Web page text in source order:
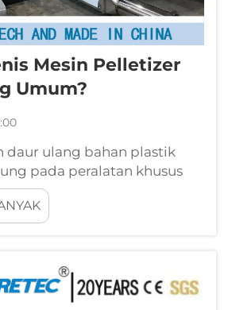
Mesin Pelletizer
Umum?
daur ulang bahan plastik
pada peralatan khusus
polimer mentah
menjadi butiran (pellet)
tinggi. Mesin pelletizer